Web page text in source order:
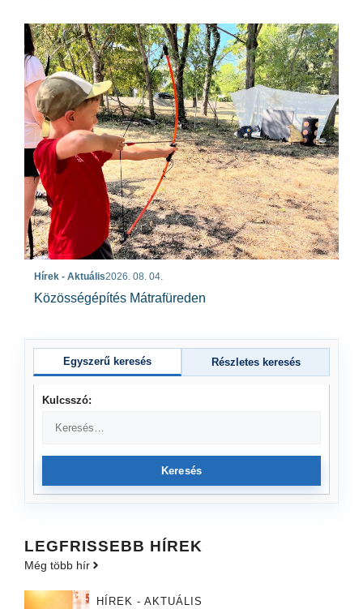
Hírek - Aktuális2026. 08. 04.
Közösségépítés Mátrafüreden
Egyszerű keresés Részletes keresés
Kulcsszó:
Keresés
LEGFRISSEBB HÍREK
Még több hír
HÍREK - AKTUÁLIS